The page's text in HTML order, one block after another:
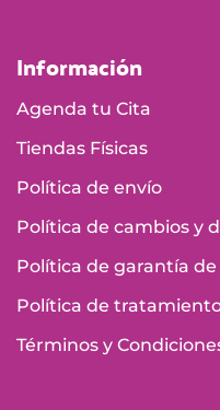
Información
Agenda tu Cita
Tiendas Físicas
Política de envío
Política de cambios y
Política de garantía
Política de
Términos y